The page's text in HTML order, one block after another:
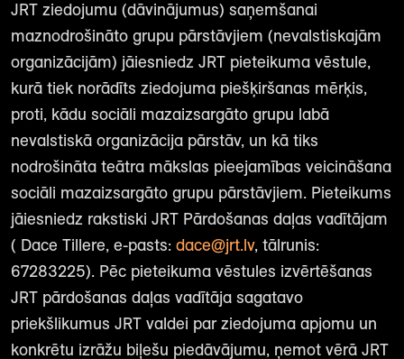
JRT ziedojumu (dāvinājumus) saņemšanai
maznodrošināto grupu pārstāvjiem (nevalstiskajām
organizācijām) jāiesniedz JRT pieteikuma vēstule,
kurā tiek norādīts ziedojuma piešķiršanas mērķis,
proti, kādu sociāli mazaizsargāto grupu labā
nevalstiskā organizācija pārstāv, un kā tiks
nodrošināta teātra mākslas pieejamības veicināšana
sociāli mazaizsargāto grupu pārstāvjiem. Pieteikums
jāiesniedz rakstiski JRT Pārdošanas daļas vadītājam
( Dace Tillere, e-pasts: dace@jrt.lv, tālrunis:
67283225). Pēc pieteikuma vēstules izvērtēšanas
JRT pārdošanas daļas vadītāja sagatavo
priekšlikumus JRT valdei par ziedojuma apjomu un
konkrētu izrāžu biļešu piedāvājumu, ņemot vērā JRT